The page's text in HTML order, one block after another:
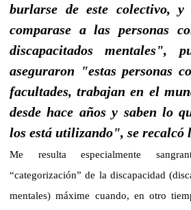
burlarse de este colectivo,
comparase a las personas
discapacitados mentales",
aseguraron "estas personas
facultades, trabajan en el
desde hace años y saben lo
los está utilizando", se recalcó
Me resulta especialmente
“categorización” de la discapacidad
mentales) máxime cuando, en otro